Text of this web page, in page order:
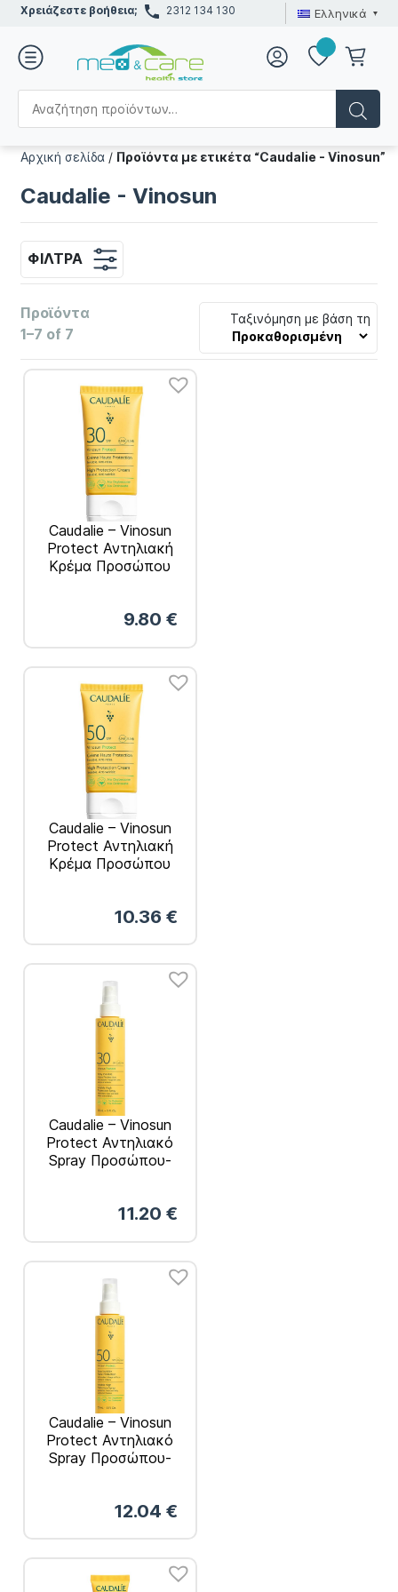
Χρειάζεστε βοήθεια; 2312 134 130 Ελληνικά
Αρχική σελίδα / Προϊόντα με ετικέτα “Caudalie - Vinosun”
Caudalie - Vinosun
ΦΊΛΤΡΑ
Προϊόντα
1–7 of 7
Ταξινόμηση με βάση τη
Caudalie – Vinosun
Protect Αντηλιακή
Κρέμα Προσώπου
9.80 €
Caudalie – Vinosun
Protect Αντηλιακή
Κρέμα Προσώπου
10.36 €
Caudalie – Vinosun
Protect Αντηλιακό
Spray Προσώπου-
11.20 €
Caudalie – Vinosun
Protect Αντηλιακό
Spray Προσώπου-
12.04 €